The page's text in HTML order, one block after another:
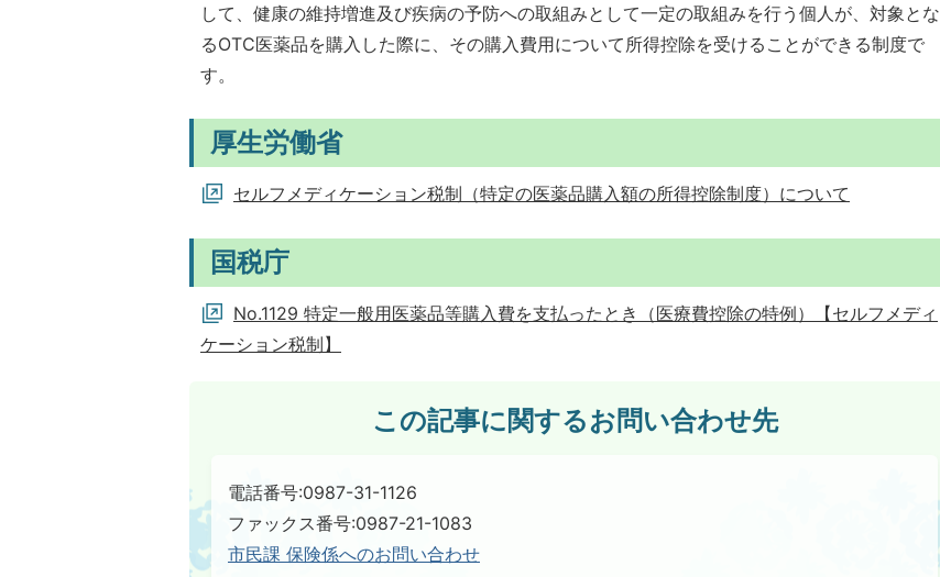
して、健康の維持増進及び疾病の予防への取組みとして一定の取組みを行う個人が、対象とな
るOTC医薬品を購入した際に、その購入費用について所得控除を受けることができる制度で
す。
厚生労働省
セルフメディケーション税制（特定の医薬品購入額の所得控除制度）について
国税庁
No.1129 特定一般用医薬品等購入費を支払ったとき（医療費控除の特例）【セルフメディ
ケーション税制】
この記事に関するお問い合わせ先
電話番号:0987-31-1126
ファックス番号:0987-21-1083
市民課 保険係へのお問い合わせ